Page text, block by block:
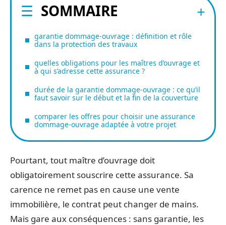
SOMMAIRE
garantie dommage-ouvrage : définition et rôle
dans la protection des travaux
quelles obligations pour les maîtres d’ouvrage et
à qui s’adresse cette assurance ?
durée de la garantie dommage-ouvrage : ce qu’il
faut savoir sur le début et la fin de la couverture
comparer les offres pour choisir une assurance
dommage-ouvrage adaptée à votre projet
Pourtant, tout maître d’ouvrage doit
obligatoirement souscrire cette assurance. Sa
carence ne remet pas en cause une vente
immobilière, le contrat peut changer de mains.
Mais gare aux conséquences : sans garantie, les